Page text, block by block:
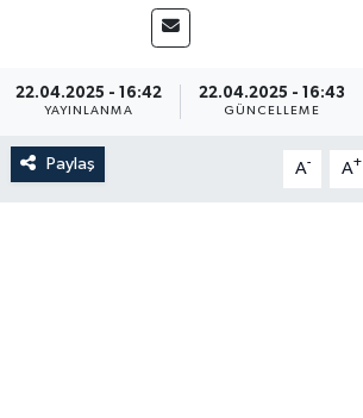
22.04.2025 - 16:42
YAYINLANMA
22.04.2025 - 16:43
GÜNCELLEME
Paylaş A- A+
Kültür Sanat
Spor
Son Dakika Haberleri
Haber Arşivi